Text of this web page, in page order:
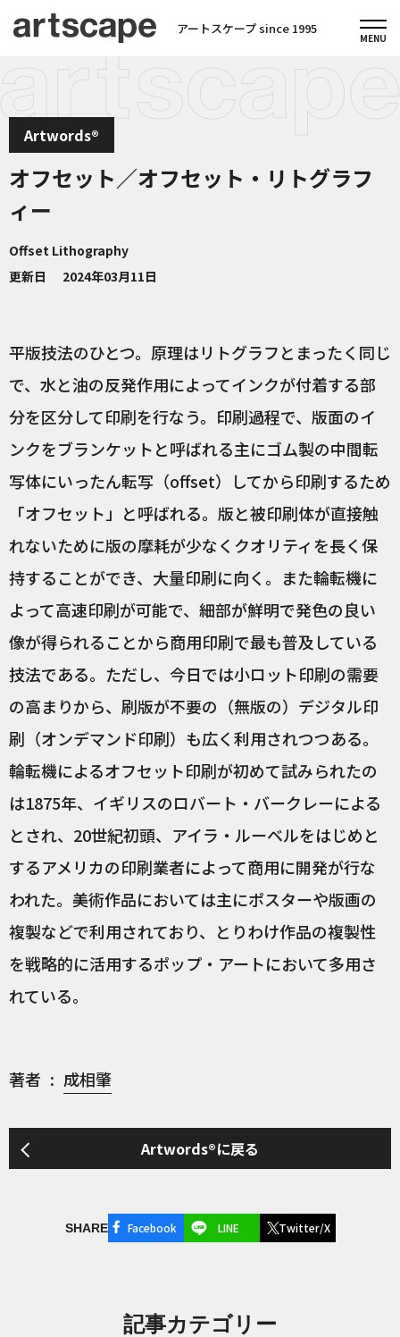
アートスケープ since 1995
Artwords®
オフセット／オフセット・リトグラフ
ィー
Offset Lithography
更新日
2024年03月11日
平版技法のひとつ。原理はリトグラフとまったく同じ
で、水と油の反発作用によってインクが付着する部
分を区分して印刷を行なう。印刷過程で、版面のイ
ンクをブランケットと呼ばれる主にゴム製の中間転
写体にいったん転写（offset）してから印刷するため
「オフセット」と呼ばれる。版と被印刷体が直接触
れないために版の摩耗が少なくクオリティを長く保
持することができ、大量印刷に向く。また輪転機に
よって高速印刷が可能で、細部が鮮明で発色の良い
像が得られることから商用印刷で最も普及している
技法である。ただし、今日では小ロット印刷の需要
の高まりから、刷版が不要の（無版の）デジタル印
刷（オンデマンド印刷）も広く利用されつつある。
輪転機によるオフセット印刷が初めて試みられたの
は1875年、イギリスのロバート・バークレーによる
とされ、20世紀初頭、アイラ・ルーベルをはじめと
するアメリカの印刷業者によって商用に開発が行な
われた。美術作品においては主にポスターや版画の
複製などで利用されており、とりわけ作品の複製性
を戦略的に活用するポップ・アートにおいて多用さ
れている。
著者 成相肇
Artwords®に戻る
SHARE Facebook LINE Twitter/X
記事カテゴリー